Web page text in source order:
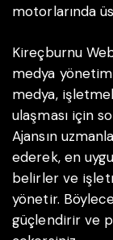
motorlarında
Kireçburnu
medya
medya,
ulaşması için
Ajansın
ederek, en
belirler ve
yönetir.
güçlendirir ve